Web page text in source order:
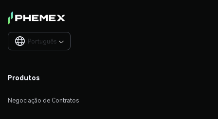
Português 
Produtos
Negociação de Contratos